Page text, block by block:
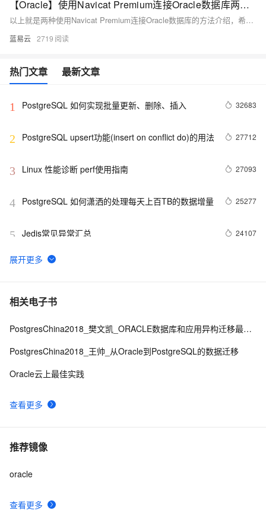
【Oracle】使用Navicat Premium连接Oracle数据库两种方法
以上就是两种使用Navicat Premium连接Oracle数据库的方法介绍，希望对你有所帮助！
蓝易云 2719
热门文章 最新文章
1 PostgreSQL 如何实现批量更新、删除、插入 32683
2 PostgreSQL upsert功能(insert on conflict do)的用法 27712
3 Linux 性能诊断 perf使用指南 27093
4 PostgreSQL 如何潇洒的处理每天上百TB的数据增量 25277
5 Jedis常见异常汇总 24107
6 PostgreSQL 触发器用法详解 - 1
7 时序数据库分析 - TimescaleDB时序数据库介绍
8 PostgreSQL 百亿地理位置数据 近邻查询性能 17051
相关电子书
查看更多
PostgresChina2018_樊文凯_ORACLE数据库和应用异构迁移最佳实践
PostgresChina2018_王帅_从Oracle到PostgreSQL的数据迁移
Oracle云上最佳实践
推荐镜像
查看更多
oracle